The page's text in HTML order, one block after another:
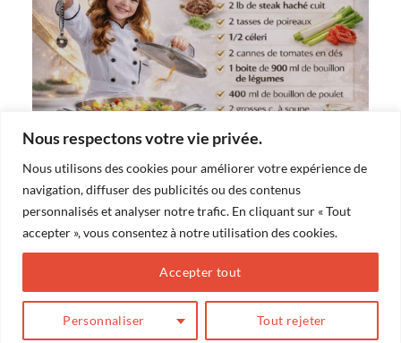
Nous respectons votre vie privée.
Nous utilisons des cookies pour améliorer votre expérience de
navigation, diffuser des publicités ou des contenus
personnalisés et analyser notre trafic. En cliquant sur « Tout
accepter », vous consentez à notre utilisation des cookies.
Personnaliser Tout rejeter
Accepter tout